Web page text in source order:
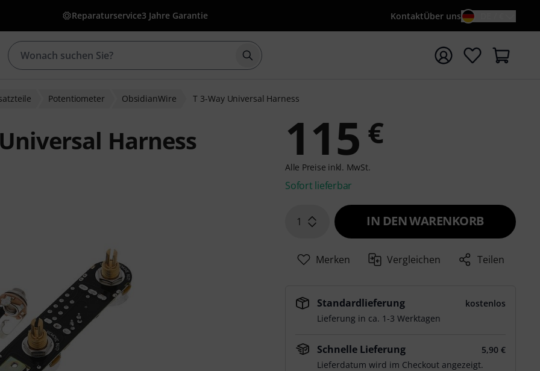
Reparaturservice3 Jahre Garantie KontaktÜber uns
Suche mit Suchwort {searchTerm} starten
Potentiometer ObsidianWire T 3-Way Universal Harness
Harness 115 €
Alle Preise inkl. MwSt.
Sofort lieferbar
1 IN DEN WARENKORB
Merken Vergleichen Teilen
Standardlieferung
kostenlos
Lieferung in ca. 1-3 Werktagen
Schnelle Lieferung
5,90 €
Lieferdatum wird im Checkout angezeigt.